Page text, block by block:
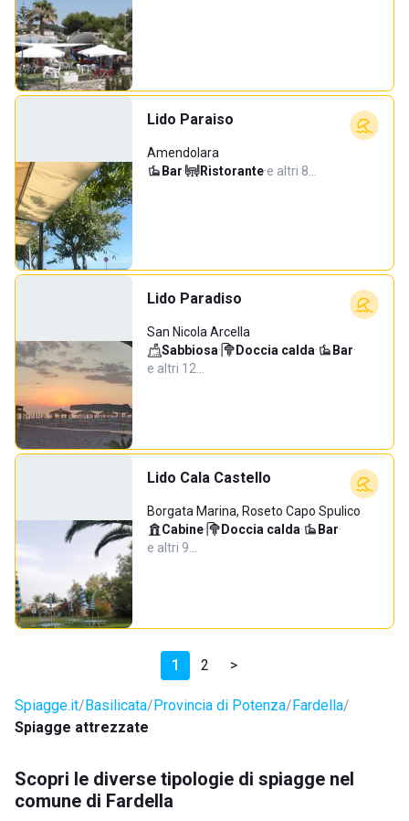
Lido Paraiso
Amendolara
Bar· Ristorante·e altri 8…
Lido Paradiso
San Nicola Arcella
Sabbiosa· Doccia calda· Bar·
e altri 12…
Lido Cala Castello
Borgata Marina, Roseto Capo Spulico
Cabine· Doccia calda· Bar·
e altri 9…
1 2 >
Spiagge.it Basilicata Provincia di Potenza Fardella
Spiagge attrezzate
Scopri le diverse tipologie di spiagge nel
comune di Fardella